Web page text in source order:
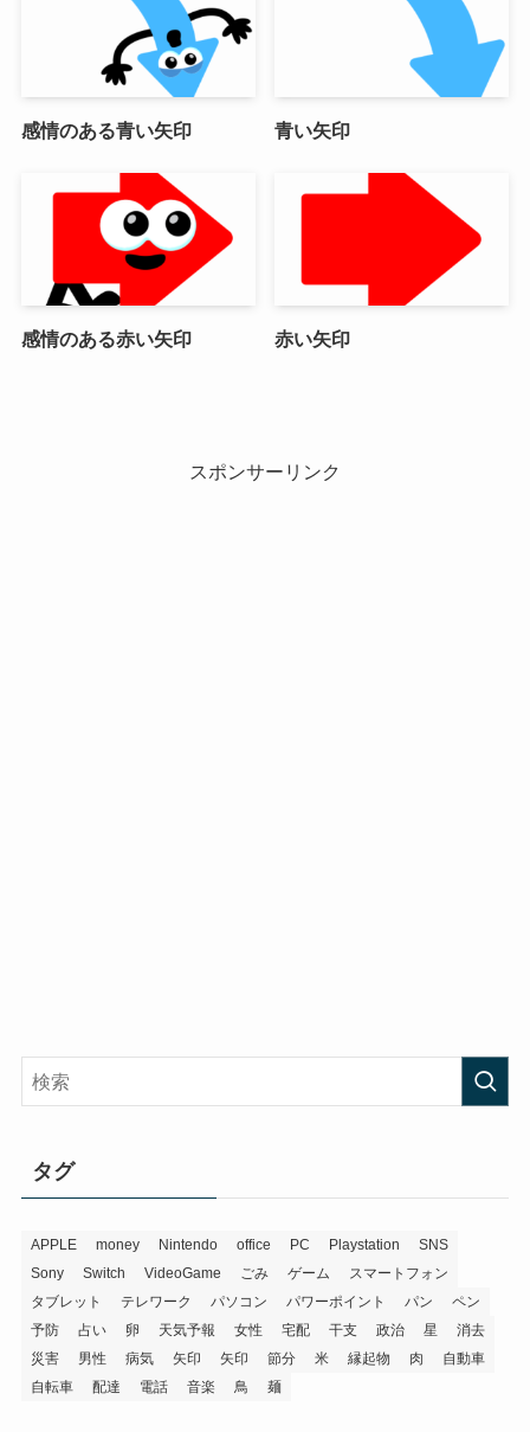
感情のある青い矢印 青い矢印
感情のある赤い矢印 赤い矢印
スポンサーリンク
タグ
APPLE money Nintendo office PC Playstation
SNS
Sony
Switch VideoGame ごみ ゲーム
スマートフォン
タブレット
テレワーク パソコン パワーポイント パン
ペン
予防
占い 卵 天気予報 女性 宅配 干支 政治 星
消去
災害
男性 病気 矢印 矢印 節分 米 縁起物 肉
自動車
自転車
配達 電話 音楽 鳥 麺